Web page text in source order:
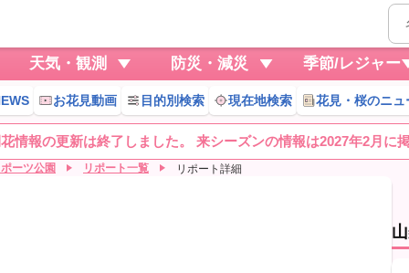
天気・観測 防災・減災 季節/レジャー
お花見動画 目的別検索 現在地検索 花見・桜のニュ
情報の更新は終了しました。 来シーズンの情報は2027年2月に
ーツ公園 リポート一覧 リポート詳細